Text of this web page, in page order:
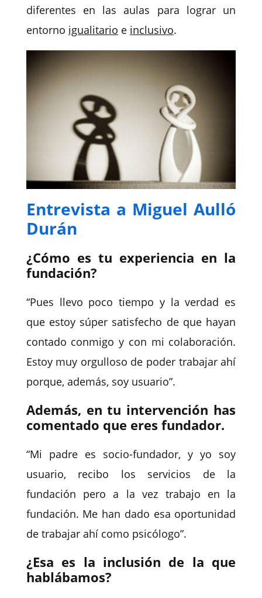
diferentes en las aulas para lograr un
entorno igualitario e inclusivo.
Entrevista a Miguel Aulló
Durán
¿Cómo es tu experiencia en la
fundación?
“Pues llevo poco tiempo y la verdad es
que estoy súper satisfecho de que hayan
contado conmigo y con mi colaboración.
Estoy muy orgulloso de poder trabajar ahí
porque, además, soy usuario”.
Además, en tu intervención has
comentado que eres fundador.
“Mi padre es socio-fundador, y yo soy
usuario, recibo los servicios de la
fundación pero a la vez trabajo en la
fundación. Me han dado esa oportunidad
de trabajar ahí como psicólogo”.
¿Esa es la inclusión de la que
hablábamos?